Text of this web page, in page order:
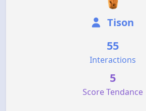
Tison
55
Interactions
5
Score Tendance